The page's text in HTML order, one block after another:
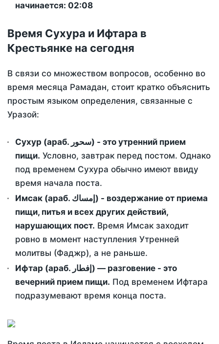
начинается: 02:08
Время Сухура и Ифтара в
Крестьянке на сегодня
В связи со множеством вопросов, особенно во
время месяца Рамадан, стоит кратко объяснить
простым языком определения, связанные с
Уразой:
Сухур (араб. سحور) - это утренний прием
пищи. Условно, завтрак перед постом. Однако
под временем Сухура обычно имеют ввиду
время начала поста.
Имсак (араб. إمساك) - воздержание от приема
пищи, питья и всех других действий,
нарушающих пост. Время Имсак заходит
ровно в момент наступления Утренней
молитвы (Фаджр), а не раньше.
Ифтар (араб. إفطار) — разговение - это
вечерний прием пищи. Под временем Ифтара
подразумевают время конца поста.